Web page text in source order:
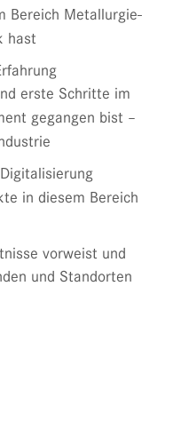
Bereich Metallurgie-
hast
erste Schritte im
gegangen bist –
in diesem Bereich
vorweist und
und Standorten